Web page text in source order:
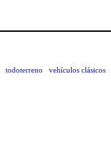
todoterreno vehículos clásicos